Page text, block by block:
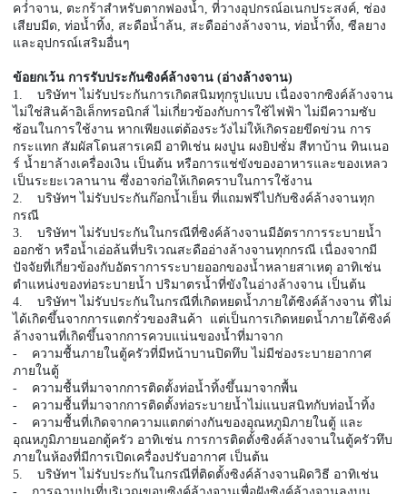
คว่ำจาน, ตะกร้าสำหรับตากฟองน้ำ, ที่วางอุปกรณ์อเนกประสงค์, ช่อง
เสียบมีด, ท่อน้ำทิ้ง, สะดือน้ำล้น, สะดืออ่างล้างจาน, ท่อน้ำทิ้ง, ซีลยาง
และอุปกรณ์เสริมอื่นๆ
ข้อยกเว้น การรับประกันซิงค์ล้างจาน (อ่างล้างจาน)
1. บริษัทฯ ไม่รับประกันการเกิดสนิมทุกรูปแบบ เนื่องจากซิงค์ล้างจาน
ไม่ใช่สินค้าอิเล็กทรอนิกส์ ไม่เกี่ยวข้องกับการใช้ไฟฟ้า ไม่มีความซับ
ซ้อนในการใช้งาน หากเพียงแต่ต้องระวังไม่ให้เกิดรอยขีดข่วน การ
กระแทก สัมผัสโดนสารเคมี อาทิเช่น ผงปูน ผงยิปซั่ม สีทาบ้าน ทินเนอ
ร์ น้ำยาล้างเครื่องเงิน เป็นต้น หรือการแช่ขังของอาหารและของเหลว
เป็นระยะเวลานาน ซึ่งอาจก่อให้เกิดคราบในการใช้งาน
2. บริษัทฯ ไม่รับประกันก๊อกน้ำเย็น ที่แถมฟรีไปกับซิงค์ล้างจานทุก
กรณี
3. บริษัทฯ ไม่รับประกันในกรณีที่ซิงค์ล้างจานมีอัตราการระบายน้ำ
ออกช้า หรือน้ำเอ่อล้นที่บริเวณสะดืออ่างล้างจานทุกกรณี เนื่องจากมี
ปัจจัยที่เกี่ยวข้องกับอัตราการระบายออกของน้ำหลายสาเหตุ อาทิเช่น
ตำแหน่งของท่อระบายน้ำ ปริมาตรน้ำที่ขังในอ่างล้างจาน เป็นต้น
4. บริษัทฯ ไม่รับประกันในกรณีที่เกิดหยดน้ำภายใต้ซิงค์ล้างจาน ที่ไม่
ได้เกิดขึ้นจากการแตกรั่วของสินค้า แต่เป็นการเกิดหยดน้ำภายใต้ซิงค์
ล้างจานที่เกิดขึ้นจากการควบแน่นของน้ำที่มาจาก
- ความชื้นภายในตู้ครัวที่มีหน้าบานปิดทึบ ไม่มีช่องระบายอากาศ
ภายในตู้
- ความชื้นที่มาจากการติดตั้งท่อน้ำทิ้งขึ้นมาจากพื้น
- ความชื้นที่มาจากการติดตั้งท่อระบายน้ำไม่แนบสนิทกับท่อน้ำทิ้ง
- ความชื้นที่เกิดจากความแตกต่างกันของอุณหภูมิภายในตู้ และ
อุณหภูมิภายนอกตู้ครัว อาทิเช่น การการติดตั้งซิงค์ล้างจานในตู้ครัวทึบ
ภายในห้องที่มีการเปิดเครื่องปรับอากาศ เป็นต้น
5. บริษัทฯ ไม่รับประกันในกรณีที่ติดตั้งซิงค์ล้างจานผิดวิธี อาทิเช่น